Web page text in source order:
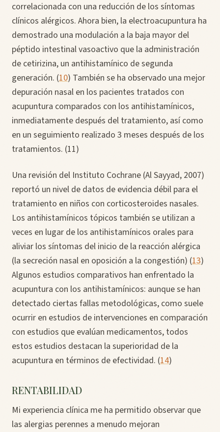
correlacionada con una reducción de los síntomas
clínicos alérgicos. Ahora bien, la electroacupuntura ha
demostrado una modulación a la baja mayor del
péptido intestinal vasoactivo que la administración
de cetirizina, un antihistamínico de segunda
generación. (10) También se ha observado una mejor
depuración nasal en los pacientes tratados con
acupuntura comparados con los antihistamínicos,
inmediatamente después del tratamiento, así como
en un seguimiento realizado 3 meses después de los
tratamientos. (11)
Una revisión del Instituto Cochrane (Al Sayyad, 2007)
reportó un nivel de datos de evidencia débil para el
tratamiento en niños con corticosteroides nasales.
Los antihistamínicos tópicos también se utilizan a
veces en lugar de los antihistamínicos orales para
aliviar los síntomas del inicio de la reacción alérgica
(la secreción nasal en oposición a la congestión) (13)
Algunos estudios comparativos han enfrentado la
acupuntura con los antihistamínicos: aunque se han
detectado ciertas fallas metodológicas, como suele
ocurrir en estudios de intervenciones en comparación
con estudios que evalúan medicamentos, todos
estos estudios destacan la superioridad de la
acupuntura en términos de efectividad. (14)
RENTABILIDAD
Mi experiencia clínica me ha permitido observar que
las alergias perennes a menudo mejoran